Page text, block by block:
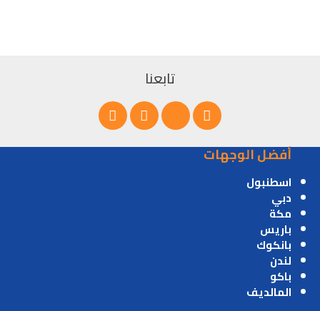
تابعنا
أفضل الوجهات
اسطنبول
دبي
مكة
باريس
بانكوك
لندن
باكو
المالديف